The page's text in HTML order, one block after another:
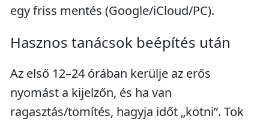
egy friss mentés (Google/iCloud/PC).
Hasznos tanácsok beépítés után
Az első 12–24 órában kerülje az erős
nyomást a kijelzőn, és ha van
ragasztás/tömítés, hagyja időt „kötni”. Tok